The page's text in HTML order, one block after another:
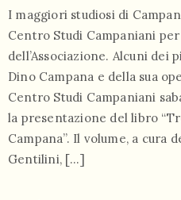
I maggiori studiosi di
Centro Studi Campaniani
dell’Associazione. Alcuni dei
Dino Campana e della sua
Centro Studi Campaniani
la presentazione del libro
Campana”. Il volume, a cura
Gentilini, […]